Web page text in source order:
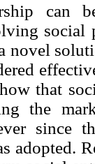
social
novel
that
the
since
adopted.